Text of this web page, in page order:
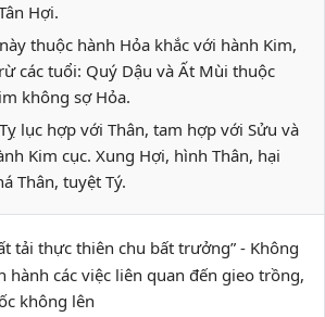
Hợi.
thuộc hành Hỏa khắc với hành Kim,
các tuổi: Quý Dậu và Ất Mùi thuộc
không sợ Hỏa.
lục hợp với Thân, tam hợp với Sửu và
Kim cục. Xung Hợi, hình Thân, hại
Thân, tuyệt Tý.
tải thực thiên chu bất trưởng” - Không
hành các việc liên quan đến gieo trồng,
không lên